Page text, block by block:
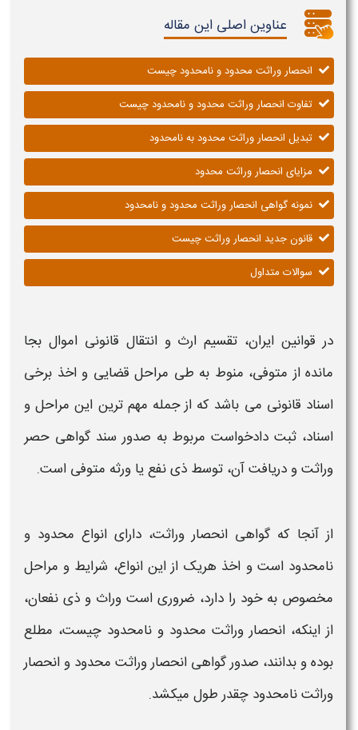
عناوین اصلی این مقاله
انحصار وراثت محدود و نامحدود چیست
تفاوت انحصار وراثت محدود و نامحدود چیست
تبدیل انحصار وراثت محدود به نامحدود
مزایای انحصار وراثت محدود
نمونه گواهی انحصار وراثت محدود و نامحدود
قانون جدید انحصار وراثت چیست
سوالات متداول
در قوانین ایران، تقسیم ارث و انتقال قانونی اموال بجا
مانده از متوفی، منوط به طی مراحل قضایی و اخذ برخی
اسناد قانونی می باشد که از جمله مهم ترین این مراحل و
اسناد، ثبت دادخواست مربوط به صدور سند گواهی حصر
وراثتو دریافت آن، توسط ذی نفع یا ورثه متوفی است.
از آنجا که گواهی انحصار وراثت، دارای انواع محدود و
نامحدوداست و اخذ هریک از این انواع، شرایط و مراحل
مخصوص به خود را دارد، ضروری است وراث و ذی نفعان،
از اینکه، انحصار وراثت محدود و نامحدود چیست، مطلع
بوده و بدانند، صدورگواهی انحصار وراثت محدود و انحصار
وراثت نامحدود چقدر طول میکشد.